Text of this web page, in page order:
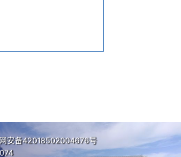
安备42018502004676号